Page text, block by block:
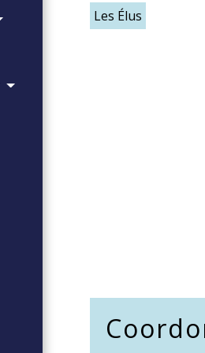
Les Élus